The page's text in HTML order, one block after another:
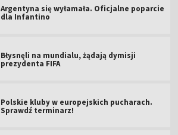
Argentyna się wyłamała. Oficjalne poparcie
dla Infantino
Błysnęli na mundialu, żądają dymisji
prezydenta FIFA
Polskie kluby w europejskich pucharach.
Sprawdź terminarz!